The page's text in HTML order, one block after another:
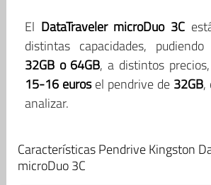
El DataTraveler microDuo 3C
distintas capacidades,
32GB o 64GB, a distintos
15-16 eurosel pendrive de 32GB,
analizar.
Características Pendrive Kingston
microDuo 3C